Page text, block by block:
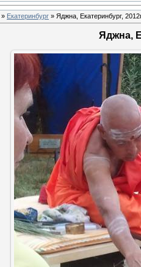
» Екатеринбург » Яджна, Екатеринбург,
Яджна,